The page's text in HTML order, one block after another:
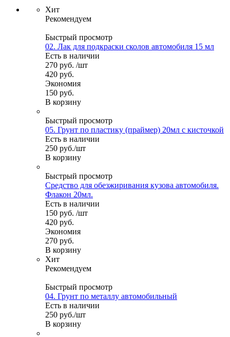
Хит
Рекомендуем
Быстрый просмотр
02. Лак для подкраски сколов автомобиля 15 мл
Есть в наличии
270 руб. /шт
420 руб.
Экономия
150 руб.
В корзину
Быстрый просмотр
05. Грунт по пластику (праймер) 20мл с кисточкой
Есть в наличии
250 руб./шт
В корзину
Быстрый просмотр
Средство для обезжиривания кузова автомобиля.
Флакон 20мл.
Есть в наличии
150 руб. /шт
420 руб.
Экономия
270 руб.
В корзину
Хит
Рекомендуем
Быстрый просмотр
04. Грунт по металлу автомобильный
Есть в наличии
250 руб./шт
В корзину